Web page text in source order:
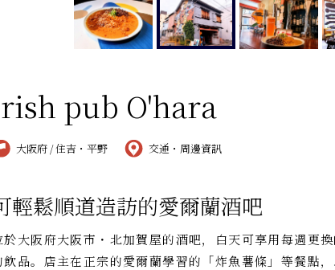
pub O'hara
大阪府 / 住吉・平野 交通・周邊資訊
輕鬆順道造訪的愛爾蘭酒吧
於大阪府大阪市・北加賀屋的酒吧，白天可享用每週更
飲品。店主在正宗的愛爾蘭學習的「炸魚薯條」等餐點